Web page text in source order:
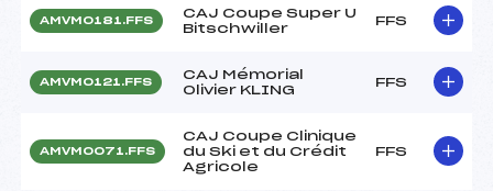
AMVM0181.FFS
CAJ Coupe Super U
Bitschwiller
FFS
AMVM0121.FFS
CAJ Mémorial
Olivier KLING
FFS
AMVM0071.FFS
CAJ Coupe Clinique
du Ski et du Crédit
Agricole
FFS